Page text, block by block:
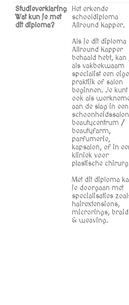
Studieverklaring
Wat kun je met
dit diploma?
Het erkende
schooldiploma
Allround Kapper.
Als je dit diploma
Allround Kapper
behaald hebt, kan
als vakbekwaam
specialist een
praktijk of salon
beginnen. Je kunt
ook als
aan de slag in een
beautycentrum /
beautyfarm,
parfumerie,
kapsalon, of in
kliniek voor
plastische
Met dit diploma
je doorgaan met
specialisaties
hairextensions,
microrings,
& weaving.